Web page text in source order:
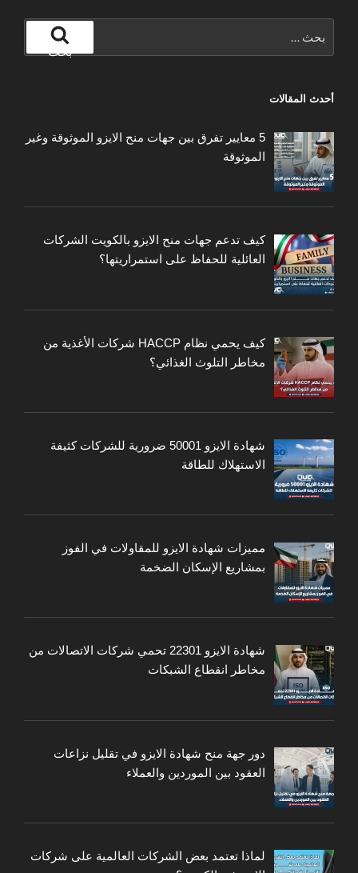
عن:
بحث
أحدث المقالات
5 معايير تفرق بين جهات منح الايزو الموثوقة وغير
الموثوقة
كيف تدعم جهات منح الايزو بالكويت الشركات
العائلية للحفاظ على استمراريتها؟
كيف يحمي نظام HACCP شركات الأغذية من
مخاطر التلوث الغذائي؟
شهادة الايزو 50001 ضرورية للشركات كثيفة
الاستهلاك للطاقة
مميزات شهادة الايزو للمقاولات في الفوز
بمشاريع الإسكان الضخمة
شهادة الايزو 22301 تحمي شركات الاتصالات من
مخاطر انقطاع الشبكات
دور جهة منح شهادة الايزو في تقليل نزاعات
العقود بين الموردين والعملاء
لماذا تعتمد بعض الشركات العالمية على شركات